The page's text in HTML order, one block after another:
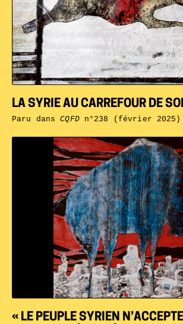
« LE PEUPLE SYRIEN
LA SYRIE AU CARREFOUR DE
Paru dansCQFDn°238 (février 2025)